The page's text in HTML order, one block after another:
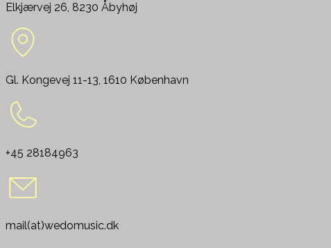
Elkjærvej 26, 8230 Åbyhøj
Gl. Kongevej 11-13, 1610 København
+45 28184963
mail(at)wedomusic.dk